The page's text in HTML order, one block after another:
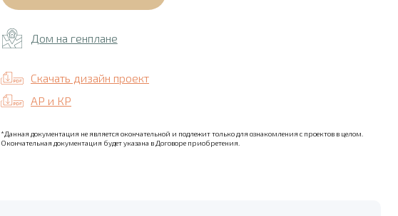
Дом на генплане
Скачать дизайн проект
АР и КР
*Данная документация не является окончательной и подлежит только для ознакомления с проектов в целом.
Окончательная документация будет указана в Договоре приобретения.